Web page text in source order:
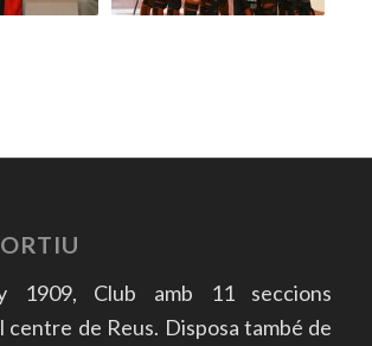
1909, Club amb 11 seccions
centre de Reus. Disposa també de